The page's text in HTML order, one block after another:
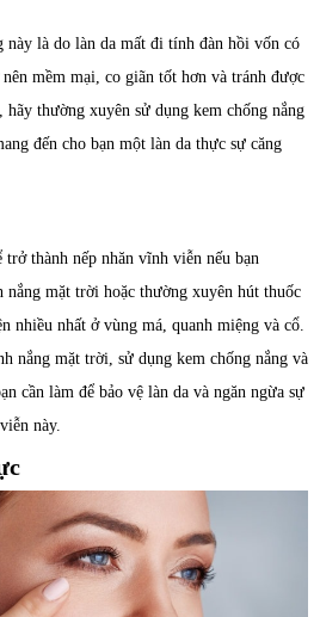
này là do làn da mất đi tính đàn hồi vốn có
mềm mại, co giãn tốt hơn và tránh được
hãy thường xuyên sử dụng kem chống nắng
đến cho bạn một làn da thực sự căng
thành nếp nhăn vĩnh viễn nếu bạn
mặt trời hoặc thường xuyên hút thuốc
nhiều nhất ở vùng má, quanh miệng và cổ.
nắng mặt trời, sử dụng kem chống nắng và
cần làm để bảo vệ làn da và ngăn ngừa sự
này.